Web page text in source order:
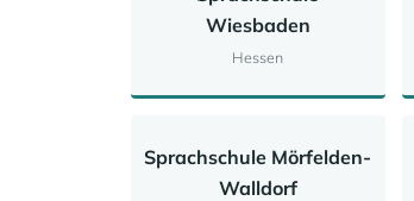
Wiesbaden
Hessen
Sprachschule Mörfelden-
Walldorf